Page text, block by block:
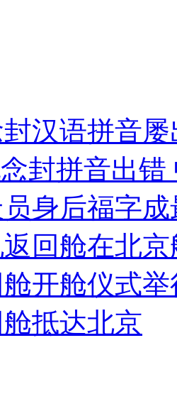
警民合力深夜将其击毙
痛下狠手拳打脚踢
回应
凌主义
片面不公正
汉语拼音屡
封拼音出
身后福字
回舱在北
开舱仪式
抵达北京